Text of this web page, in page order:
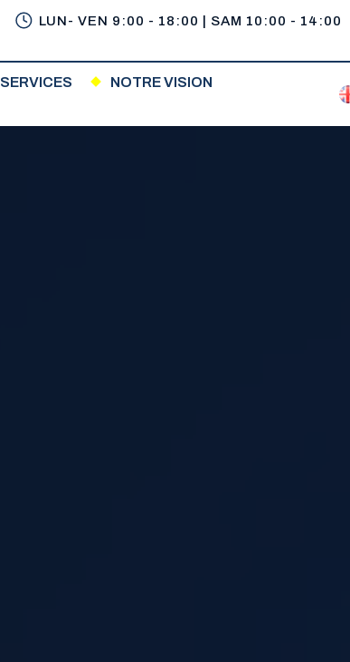
LUN- VEN 9:00 - 18:00 | SAM 10:00 - 14:00
SERVICES
NOTRE VISION